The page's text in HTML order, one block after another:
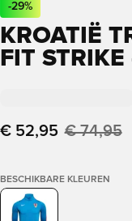
-29%
KROATIË
FIT
€ 52,95 € 74,95
BESCHIKBARE KLEUREN